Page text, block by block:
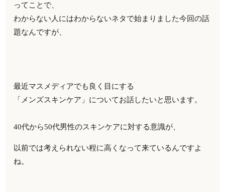
ってことで、
わからない人にはわからないネタで始まりました今回の話
題なんですが、
最近マスメディアでも良く目にする
「メンズスキンケア」についてお話したいと思います。
40代から50代男性のスキンケアに対する意識が、
以前では考えられない程に高くなって来ているんですよ
ね。